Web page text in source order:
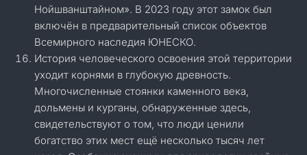
Нойшванштайном». В 2023 году этот замок был
включён в предварительный список объектов
Всемирного наследия ЮНЕСКО.
История человеческого освоения этой территории
уходит корнями в глубокую древность.
Многочисленные стоянки каменного века,
дольмены и курганы, обнаруженные здесь,
свидетельствуют о том, что люди ценили
богатство этих мест ещё несколько тысяч лет